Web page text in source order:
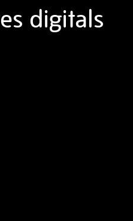
digitals